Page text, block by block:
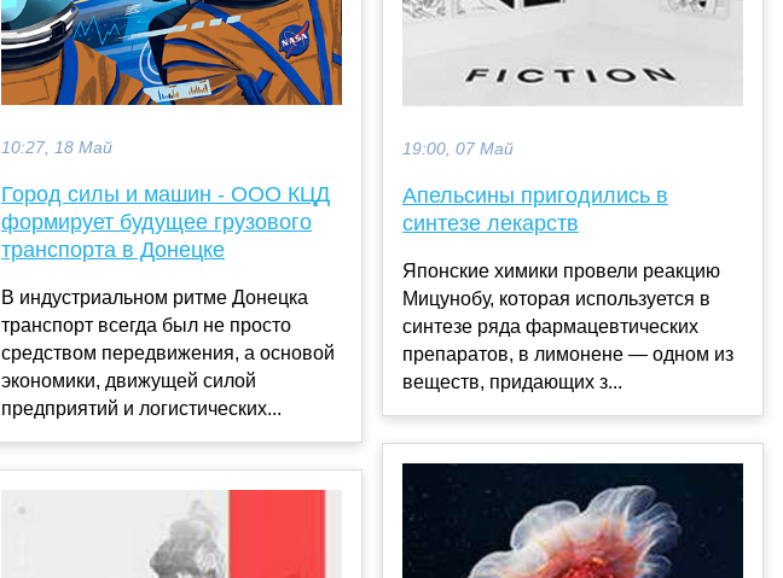
10:27, 18 Май
Город силы и машин - ООО КЦД
формирует будущее грузового
транспорта в Донецке
В индустриальном ритме Донецка
транспорт всегда был не просто
средством передвижения, а основой
экономики, движущей силой
предприятий и логистических...
19:00, 07 Май
Апельсины пригодились в
синтезе лекарств
Японские химики провели реакцию
Мицунобу, которая используется в
синтезе ряда фармацевтических
препаратов, в лимонене — одном из
веществ, придающих з...